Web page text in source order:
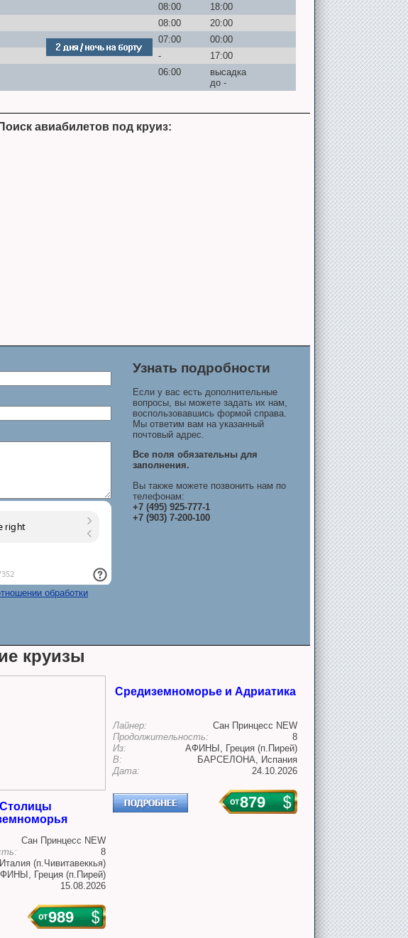
08:00
18:00
08:00
20:00
07:00
00:00
-
17:00
06:00
высадка
до -
Поиск авиабилетов под круиз:
обработки
Узнать подробности
Если у вас есть дополнительные
вопросы, вы можете задать их нам,
воспользовавшись формой справа.
Мы ответим вам на указанный
почтовый адрес.
Все поля обязательны для
заполнения.
Вы также можете позвонить нам по
телефонам:
+7 (495) 925-777-1
+7 (903) 7-200-100
круизы
Сан Принцесс NEW
8
(п.Чивитавеккья)
Греция (п.Пирей)
15.08.2026
989
Средиземноморье и Адриатика
Лайнер:
Сан Принцесс NEW
Продолжительность:
8
Из:
АФИНЫ, Греция (п.Пирей)
В:
БАРСЕЛОНА, Испания
Дата:
24.10.2026
879